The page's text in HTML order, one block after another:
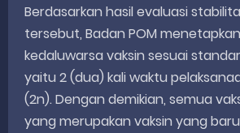
Berdasarkan hasil evaluasi
tersebut, Badan POM
kedaluwarsa vaksin sesuai
yaitu 2 (dua) kali waktu
(2n). Dengan demikian, semua
yang merupakan vaksin yang